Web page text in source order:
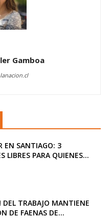
Gamboa
EN SANTIAGO: 3
LIBRES PARA QUIENES...
DEL TRABAJO MANTIENE
DE FAENAS DE...